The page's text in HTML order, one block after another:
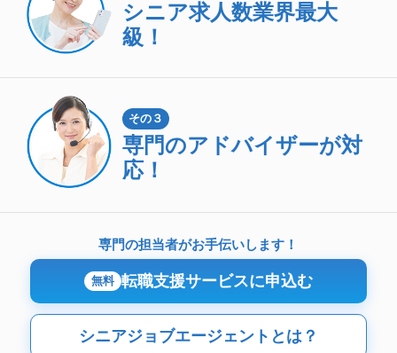
シニア求人数業界最大
級！
その３
専門のアドバイザーが対
応！
専門の担当者がお手伝いします！
無料 転職支援サービスに申込む
シニアジョブエージェントとは？